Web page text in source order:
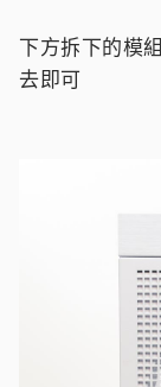
下方拆下的模
去即可